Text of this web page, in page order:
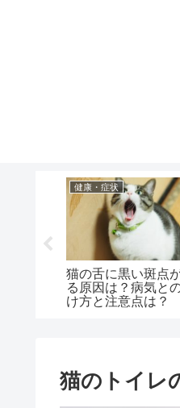
健康・症状
猫の舌に黒い斑点
る原因は？病気と
け方と注意点は？
猫のトイレ